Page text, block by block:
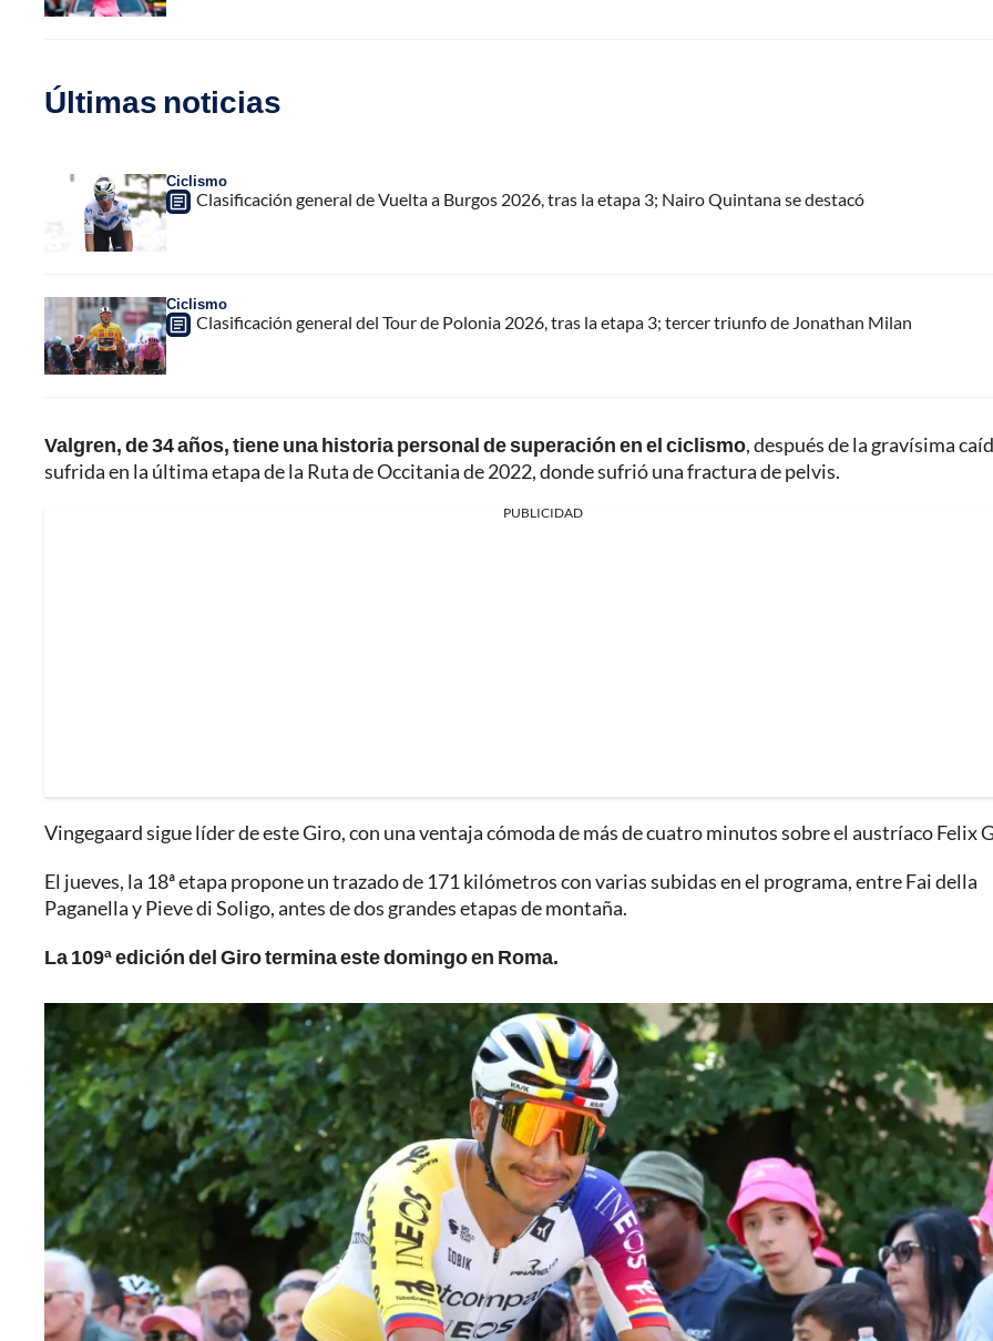
Últimas noticias
Ciclismo
Clasificación general de Vuelta a Burgos 2026, tras la etapa 3; Nairo Quintana se destacó
Ciclismo
Clasificación general del Tour de Polonia 2026, tras la etapa 3; tercer triunfo de Jonathan Milan
Valgren, de 34 años, tiene una historia personal de superación en el ciclismo, después de la gravísima
sufrida en la última etapa de la Ruta de Occitania de 2022, donde sufrió una fractura de pelvis.
PUBLICIDAD
Vingegaard sigue líder de este Giro, con una ventaja cómoda de más de cuatro minutos sobre el austríaco Felix
El jueves, la 18ª etapa propone un trazado de 171 kilómetros con varias subidas en el programa, entre Fai della
Paganella y Pieve di Soligo, antes de dos grandes etapas de montaña.
La 109ª edición del Giro termina este domingo en Roma.